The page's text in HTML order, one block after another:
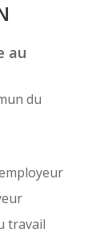
au
du
travail